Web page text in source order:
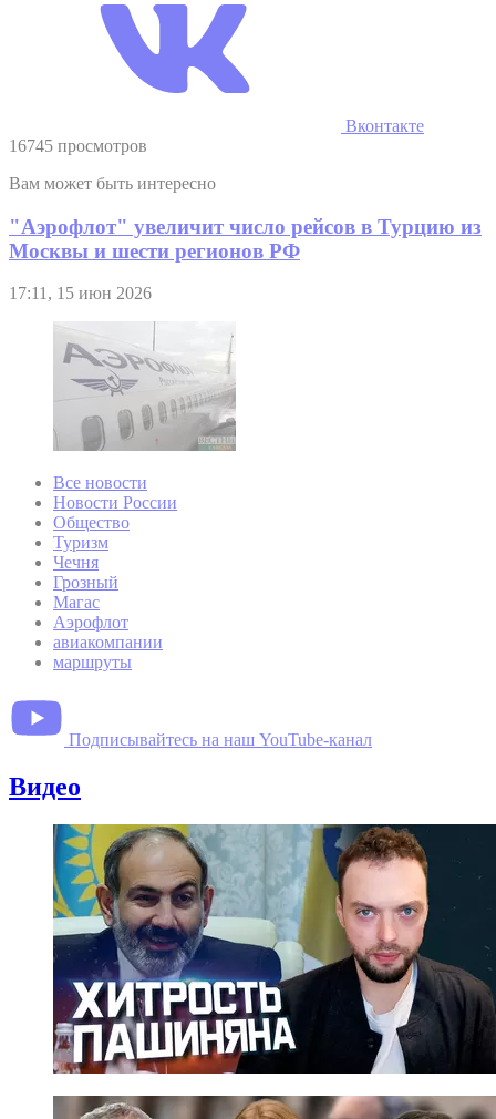
Вконтакте
16745 просмотров
Вам может быть интересно
"Аэрофлот" увеличит число рейсов в Турцию из
Москвы и шести регионов РФ
17:11, 15 июн 2026
Все новости
Новости России
Общество
Туризм
Чечня
Грозный
Магас
Аэрофлот
авиакомпании
маршруты
Подписывайтесь на наш YouTube-канал
Видео